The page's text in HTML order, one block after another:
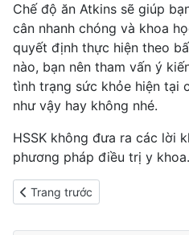
Chế độ ăn Atkins sẽ giúp
cân nhanh chóng và khoa
quyết định thực hiện theo
nào, bạn nên tham vấn ý
tình trạng sức khỏe hiện tại
như vậy hay không nhé.
HSSK không đưa ra các lời
phương pháp điều trị y khoa.
Previous article: Ăn kiêng
Trang trước